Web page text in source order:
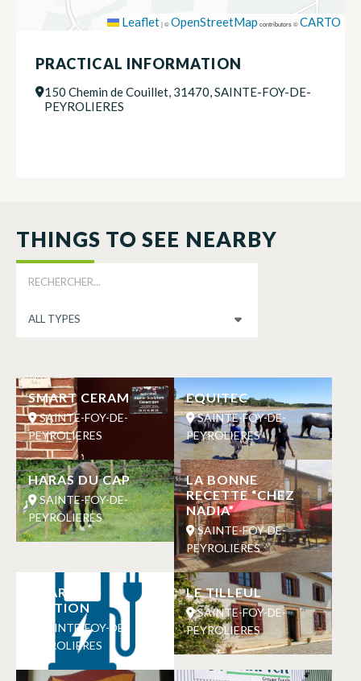
Leaflet|©OpenStreetMap contributors ©CARTO
PRACTICAL INFORMATION
150 Chemin de Couillet, 31470, SAINTE-FOY-DE-
PEYROLIERES
THINGS TO SEE NEARBY
SMART CERAM
SAINTE-FOY-DE-
PEYROLIERES
EQUITEC
SAINTE-FOY-DE-
PEYROLIERES
HARAS DU CAP
SAINTE-FOY-DE-
PEYROLIERES
LA BONNE
RECETTE “CHEZ
NADIA”
SAINTE-FOY-DE-
PEYROLIERES
CHARGING
STATION
SAINTE-FOY-DE-
PEYROLIERES
LE TILLEUL
SAINTE-FOY-DE-
PEYROLIERES